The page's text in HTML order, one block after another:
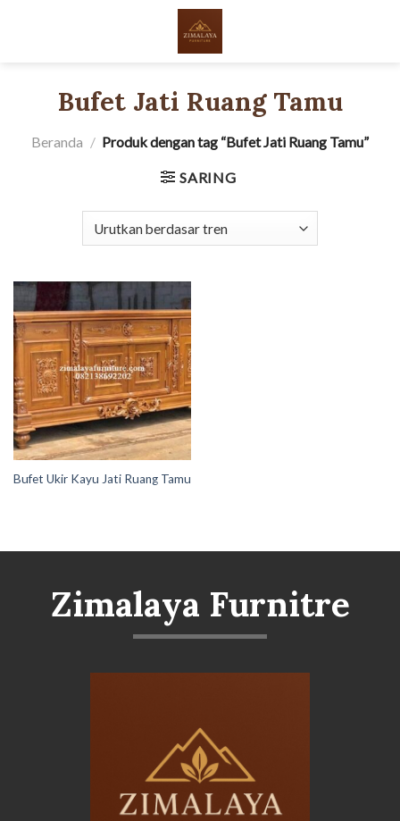
Bufet Jati Ruang Tamu
Beranda / Produk dengan tag “Bufet Jati Ruang Tamu”
SARING
Bufet Ukir Kayu Jati Ruang Tamu
Zimalaya Furnitre